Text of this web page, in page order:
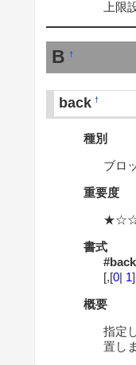
上限
B †
back †
種別
ブロ
重要度
書式
[,[0| 1
概要
指定
置し